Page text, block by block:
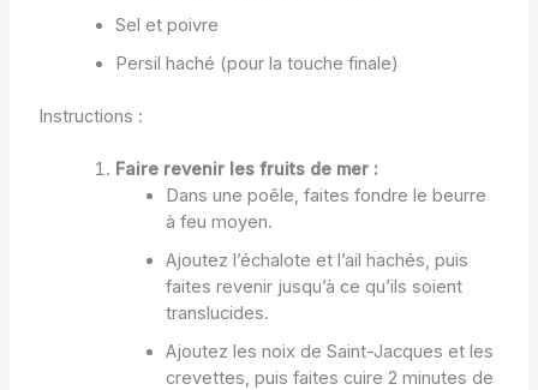
Sel et poivre
Persil haché (pour la touche finale)
Instructions :
Faire revenir les fruits de mer :
Dans une poêle, faites fondre le beurre
à feu moyen.
Ajoutez l’échalote et l’ail hachés, puis
faites revenir jusqu’à ce qu’ils soient
translucides.
Ajoutez les noix de Saint-Jacques et les
crevettes, puis faites cuire 2 minutes de